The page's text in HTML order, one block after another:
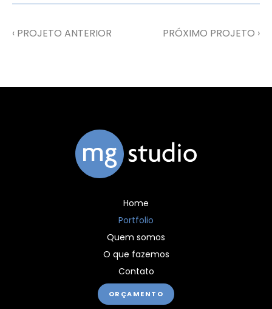
‹ PROJETO ANTERIOR PRÓXIMO PROJETO ›
Home
Portfolio
Quem somos
O que fazemos
Contato
ORÇAMENTO